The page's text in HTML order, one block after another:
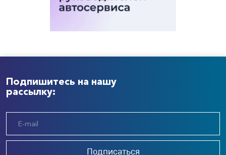
Подпишитесь на нашу
рассылку:
Подписаться